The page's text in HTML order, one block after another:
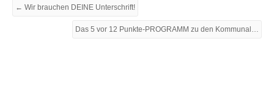
← Wir brauchen DEINE Unterschrift!